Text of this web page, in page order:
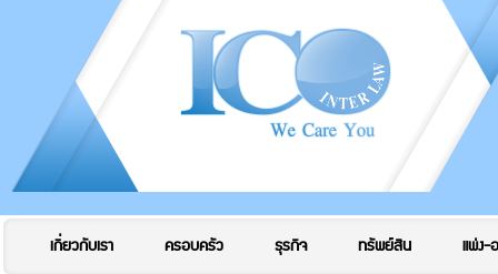
เกี่ยวกับเรา ครอบครัว ธุรกิจ ทรัพย์สิน แพ่ง-